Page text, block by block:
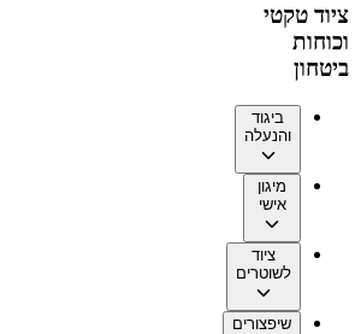
ציוד טקטי
וכוחות
ביטחון
ביגוד
והנעלה
מיגון
אישי
ציוד
לשוטרים
שיפצורים